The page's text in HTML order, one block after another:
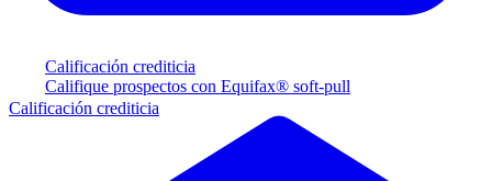
Calificación crediticia
Califique prospectos con Equifax® soft-pull
Calificación crediticia